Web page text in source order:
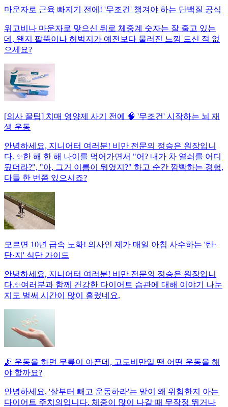
마운자로 근육 빠지기 전에! '무조건' 챙겨야 하는 단백질 공식
위고비나 마운자로 맞으신 뒤로 체중계 숫자는 잘 줄고 있는
데, 왠지 팔뚝이나 허벅지가 예전보다 물러진 느낌 드신 적 없
으세요?
[의사 꿀팁] 치매 영양제 사기 전에 🧠 '무조건' 시작하는 뇌 재
생 운동
안녕하세요, 지니어터 여러분! 비만 전문의 정승은 원장입니
다. ✨한 해 한 해 나이를 먹어가면서 "어? 내가 차 열쇠를 어디
뒀더라?", "아, 그거 이름이 뭐였지?" 하고 순간 깜빡하는 경험,
다들 한 번쯤 있으시죠?
모르면 10년 급속 노화! 의사인 제가 매일 아침 사수하는 '탄·
단·지' 식단 가이드
안녕하세요, 지니어터 여러분! 비만 전문의 정승은 원장입니
다.✨여러분과 함께 건강한 다이어트 습관에 대해 이야기 나눈
지도 벌써 시간이 많이 흘렀네요.
🦵 운동을 하면 무릎이 아픈데, 고도비만일 땐 어떤 운동을 해
야 할까요?
안녕하세요, '살부터 빼고 운동하라'는 말이 왜 위험한지 아는
다이어트 주치의입니다. 체중이 많이 나갈 때 무작정 뛰거나